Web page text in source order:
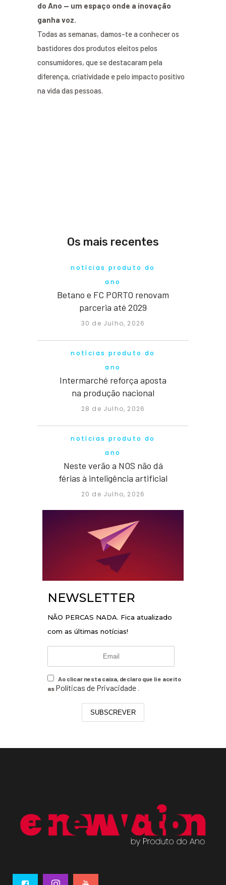
do Ano — um espaço onde a inovação
ganha voz.
Todas as semanas, damos-te a conhecer os
bastidores dos produtos eleitos pelos
consumidores, que se destacaram pela
diferença, criatividade e pelo impacto positivo
na vida das pessoas.
Os mais recentes
notícias produto do
ano
Betano e FC PORTO renovam
parceria até 2029
30 de Julho, 2026
notícias produto do
ano
Intermarché reforça aposta
na produção nacional
28 de Julho, 2026
notícias produto do
ano
Neste verão a NOS não dá
férias à inteligência artificial
20 de Julho, 2026
NEWSLETTER
NÃO PERCAS NADA. Fica atualizado
com as últimas notícias!
Ao clicar nesta caixa, declaro que li e aceito
as Políticas de Privacidade .
SUBSCREVER